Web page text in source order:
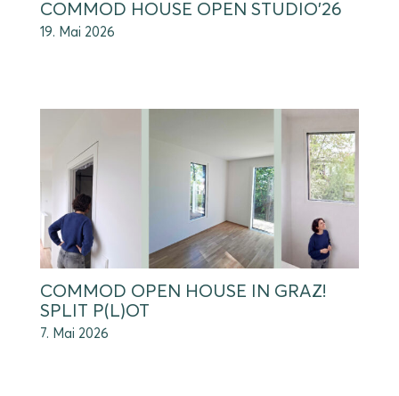
COMMOD HOUSE OPEN STUDIO’26
19. Mai 2026
COMMOD OPEN HOUSE IN GRAZ!
SPLIT P(L)OT
7. Mai 2026